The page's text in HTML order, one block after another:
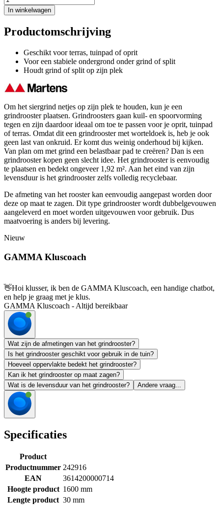
In winkelwagen
Productomschrijving
Geschikt voor terras, tuinpad of oprit
Voor een stabiele ondergrond onder grind of split
Houdt grind of split op zijn plek
Om het siergrind netjes op zijn plek te houden, kun je een
grindrooster plaatsen. Grindroosters gaan kuil- en spoorvorming
tegen en zijn daardoor ideaal om toe te passen voor je oprit, tuinpad
of terras. Omdat dit een grindrooster met worteldoek is, heb je ook
geen last van onkruid. Er komt dus weinig onderhoud bij kijken.
Van plan om met grind een belastbaar pad te creëren? Dan is een
grindrooster kopen geen slecht idee. Het grindrooster is eenvoudig
te plaatsen en bedekt ongeveer 1,92 m². Aan het eind van zijn
levensduur is het grindrooster zelfs volledig recyclebaar.
De afmeting van het rooster kan eenvoudig aangepast worden door
deze op maat te zagen. Dit type grindrooster wordt dubbelgevouwen
aangeleverd en moet worden uitgevouwen voor gebruik. Dus
maatvoering is anders bij levering.
Nieuw
GAMMA Kluscoach
👋Hoi klusser, ik ben de GAMMA Kluscoach, een handige chatbot,
en help je graag met je klus.
GAMMA Kluscoach - Altijd bereikbaar
Wat zijn de afmetingen van het grindrooster?
Is het grindrooster geschikt voor gebruik in de tuin?
Hoeveel oppervlakte bedekt het grindrooster?
Kan ik het grindrooster op maat zagen?
Wat is de levensduur van het grindrooster?
Andere vraag...
Specificaties
Product
Productnummer 242916
EAN
3614200000714
Hoogte product 1600 mm
Lengte product 30 mm